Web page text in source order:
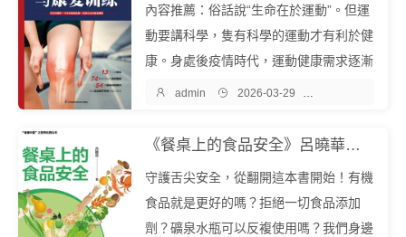
內容推薦：俗話說“生命在於運動”。但運
動要講科學，隻有科學的運動才有利於健
康。身處後疫情時代，運動健康需求逐漸
增多，伴隨而來的是運動損傷的高發。本
3個部位的骨骼、肌肉解剖圖，圖...
 admin  2026-03-29 
《餐桌上的食品安全》呂曉華『中文EPUB電子書下載 - 爾書網』
守護舌尖安全，從翻開這本書開始！有機
食品就是更好的嗎？拒絕一切食品添加
劑？礦泉水瓶可以反複使用嗎？我們身邊